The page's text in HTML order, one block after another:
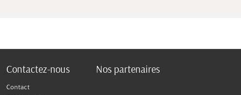
Contactez-nous
Contact
Nos partenaires